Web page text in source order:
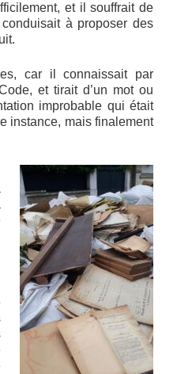
et il souffrait de
à proposer des
car il connaissait par
et tirait d’un mot ou
improbable qui était
instance, mais finalement